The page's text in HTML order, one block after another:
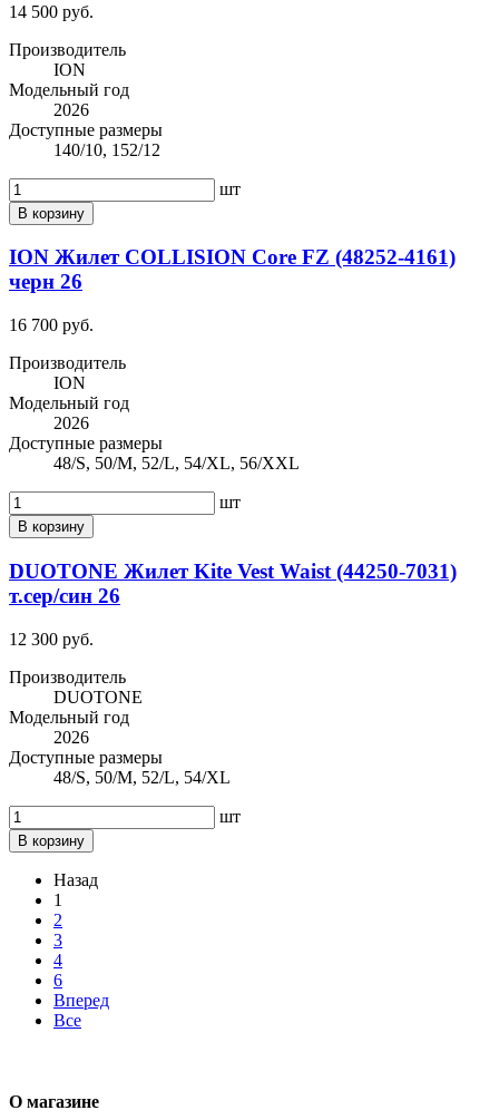
14 500 руб.
Производитель
ION
Модельный год
2026
Доступные размеры
140/10, 152/12
шт
В корзину
ION Жилет COLLISION Core FZ (48252-4161)
черн 26
16 700 руб.
Производитель
ION
Модельный год
2026
Доступные размеры
48/S, 50/M, 52/L, 54/XL, 56/XXL
шт
В корзину
DUOTONE Жилет Kite Vest Waist (44250-7031)
т.сер/син 26
12 300 руб.
Производитель
DUOTONE
Модельный год
2026
Доступные размеры
48/S, 50/M, 52/L, 54/XL
шт
В корзину
Назад
1
2
3
4
6
Вперед
Все
О магазине